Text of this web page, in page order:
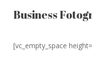
Business
[vc_empty_space